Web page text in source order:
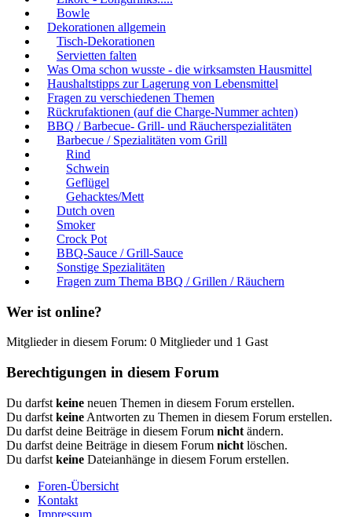
Bowle
Dekorationen allgemein
Tisch-Dekorationen
Servietten falten
Was Oma schon wusste - die wirksamsten Hausmittel
Haushaltstipps zur Lagerung von Lebensmittel
Fragen zu verschiedenen Themen
Rückrufaktionen (auf die Charge-Nummer achten)
BBQ / Barbecue- Grill- und Räucherspezialitäten
Barbecue / Spezialitäten vom Grill
Rind
Schwein
Geflügel
Gehacktes/Mett
Dutch oven
Smoker
Crock Pot
BBQ-Sauce / Grill-Sauce
Sonstige Spezialitäten
Fragen zum Thema BBQ / Grillen / Räuchern
Wer ist online?
Mitglieder in diesem Forum: 0 Mitglieder und 1 Gast
Berechtigungen in diesem Forum
Du darfst keine neuen Themen in diesem Forum erstellen.
Du darfst keine Antworten zu Themen in diesem Forum erstellen.
Du darfst deine Beiträge in diesem Forum nicht ändern.
Du darfst deine Beiträge in diesem Forum nicht löschen.
Du darfst keine Dateianhänge in diesem Forum erstellen.
Foren-Übersicht
Kontakt
Impressum